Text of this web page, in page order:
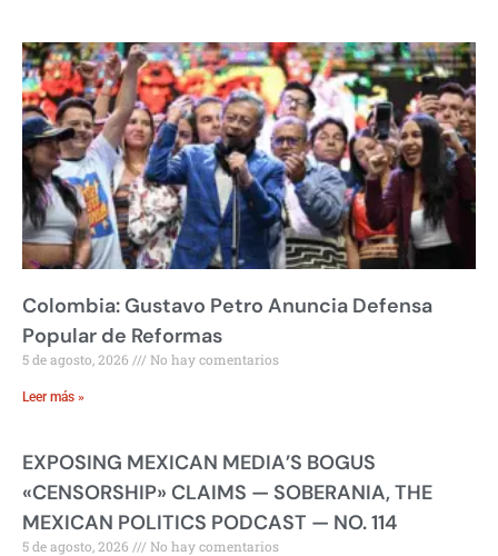
Colombia: Gustavo Petro Anuncia Defensa
Popular de Reformas
5 de agosto, 2026 No hay comentarios
Leer más »
EXPOSING MEXICAN MEDIA’S BOGUS
«CENSORSHIP» CLAIMS — SOBERANIA, THE
MEXICAN POLITICS PODCAST — NO. 114
5 de agosto, 2026 No hay comentarios